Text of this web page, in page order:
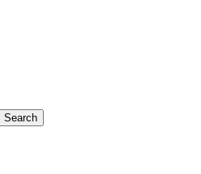
Search